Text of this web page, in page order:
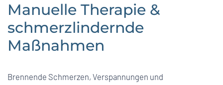
Manuelle Therapie &
schmerzlindernde
Maßnahmen
Brennende Schmerzen, Verspannungen und